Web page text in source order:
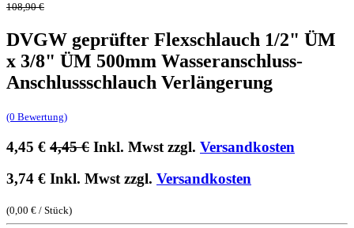
108,90€
DVGW geprüfter Flexschlauch 1/2" ÜM
x 3/8" ÜM 500mm Wasseranschluss-
Anschlussschlauch Verlängerung
(0 Bewertung)
4,45 € 4,45€ Inkl. Mwst zzgl. Versandkosten
3,74 € Inkl. Mwst zzgl. Versandkosten
(0,00 € / Stück)